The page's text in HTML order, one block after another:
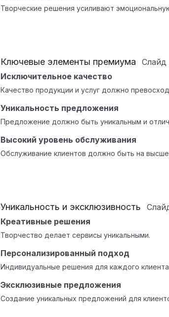
Творческие решения усиливают
Ключевые элементы премиума Слайд
Исключительное качество
Качество продукции и услуг должно
Уникальность предложения
Предложение должно быть уникальным и
Высокий уровень обслуживания
Обслуживание клиентов должно быть на
Уникальность и эксклюзивность
Креативные решения
Творчество делает сервисы уникальными.
Персонализированный подход
Индивидуальные решения для каждого
Эксклюзивные предложения
Создание уникальных предложений для